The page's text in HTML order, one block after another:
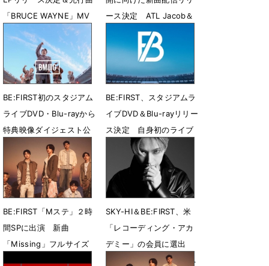
「BRUCE WAYNE」MV
7月31日 23時27分
ース決定 ATL Jacob＆
Flo Milliとコラボ
7月28日 08時00分
BE:FIRST初のスタジアム
ライブDVD・Blu-rayから
特典映像ダイジェスト公
7月26日 12時42分
BE:FIRST、スタジアムラ
イブDVD＆Blu-rayリリー
ス決定 自身初のライブ
音源CDも収録
7月21日 13時56分
BE:FIRST「Mステ」２時
間SPに出演 新曲
「Missing」フルサイズ
SKY-HI＆BE:FIRST、米
「レコーディング・アカ
デミー」の会員に選出
「第69回グラミー賞」へ